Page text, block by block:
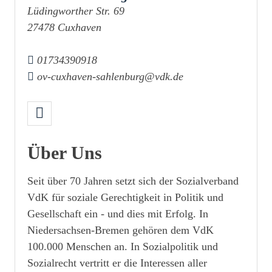
Lüdingworther Str. 69
27478 Cuxhaven
01734390918
ov-cuxhaven-sahlenburg@vdk.de
Über Uns
Seit über 70 Jahren setzt sich der Sozialverband
VdK für soziale Gerechtigkeit in Politik und
Gesellschaft ein - und dies mit Erfolg. In
Niedersachsen-Bremen gehören dem VdK
100.000 Menschen an. In Sozialpolitik und
Sozialrecht vertritt er die Interessen aller